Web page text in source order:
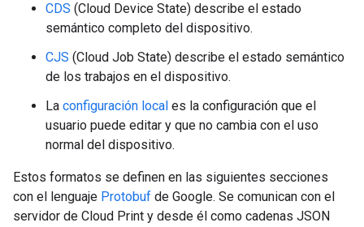
CDS (Cloud Device State) describe el estado
semántico completo del dispositivo.
CJS (Cloud Job State) describe el estado semántico
de los trabajos en el dispositivo.
La configuración local es la configuración que el
usuario puede editar y que no cambia con el uso
normal del dispositivo.
Estos formatos se definen en las siguientes secciones
con el lenguaje Protobuf de Google. Se comunican con el
servidor de Cloud Print y desde él como cadenas JSON